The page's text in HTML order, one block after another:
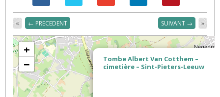
« ← PRECEDENT SUIVANT → »
Tombe Albert Van Cotthem –
cimetière – Sint-Pieters-Leeuw
+
−